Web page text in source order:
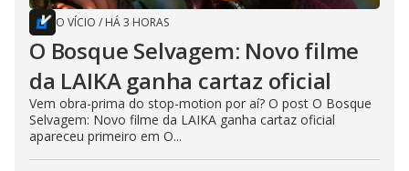
O VÍCIO / HÁ 3 HORAS
O Bosque Selvagem: Novo filme
da LAIKA ganha cartaz oficial
Vem obra-prima do stop-motion por aí? O post O Bosque
Selvagem: Novo filme da LAIKA ganha cartaz oficial
apareceu primeiro em O...